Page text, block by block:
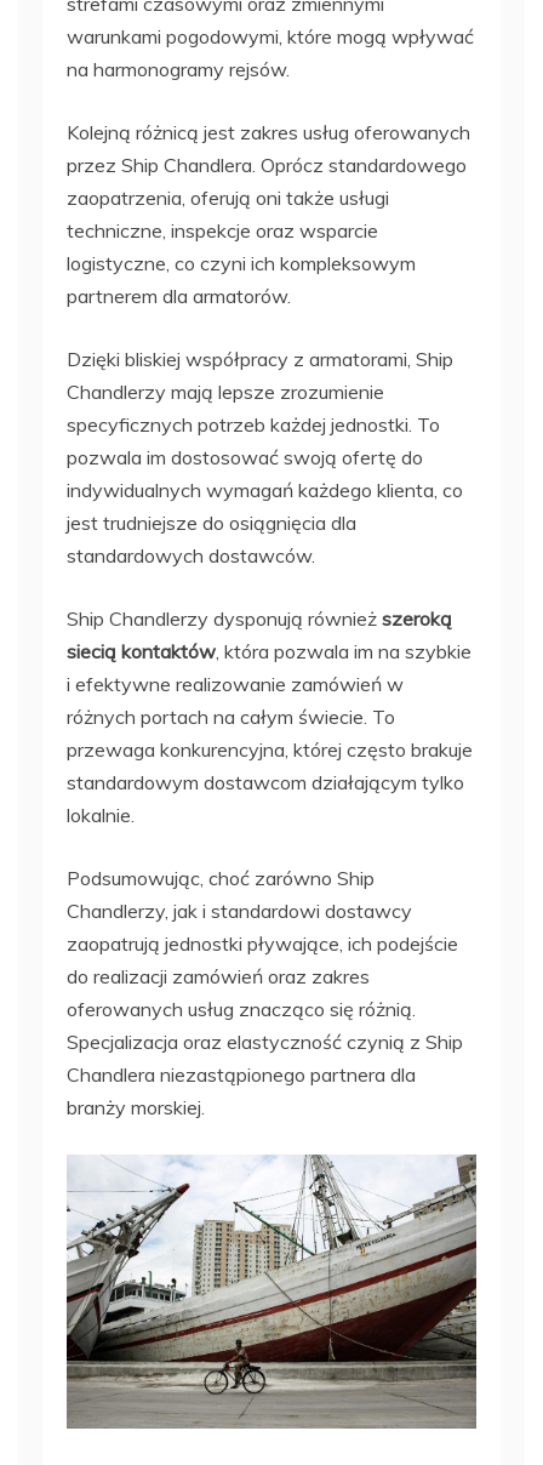
warunkami pogodowymi, które mogą wpływać
na harmonogramy rejsów.
Kolejną różnicą jest zakres usług oferowanych
przez Ship Chandlera. Oprócz standardowego
zaopatrzenia, oferują oni także usługi
techniczne, inspekcje oraz wsparcie
logistyczne, co czyni ich kompleksowym
partnerem dla armatorów.
Dzięki bliskiej współpracy z armatorami, Ship
Chandlerzy mają lepsze zrozumienie
specyficznych potrzeb każdej jednostki. To
pozwala im dostosować swoją ofertę do
indywidualnych wymagań każdego klienta, co
jest trudniejsze do osiągnięcia dla
standardowych dostawców.
Ship Chandlerzy dysponują również szeroką
siecią kontaktów, która pozwala im na szybkie
i efektywne realizowanie zamówień w
różnych portach na całym świecie. To
przewaga konkurencyjna, której często brakuje
standardowym dostawcom działającym tylko
lokalnie.
Podsumowując, choć zarówno Ship
Chandlerzy, jak i standardowi dostawcy
zaopatrują jednostki pływające, ich podejście
do realizacji zamówień oraz zakres
oferowanych usług znacząco się różnią.
Specjalizacja oraz elastyczność czynią z Ship
Chandlera niezastąpionego partnera dla
branży morskiej.